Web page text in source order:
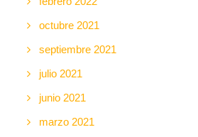
octubre 2021
septiembre 2021
julio 2021
junio 2021
marzo 2021